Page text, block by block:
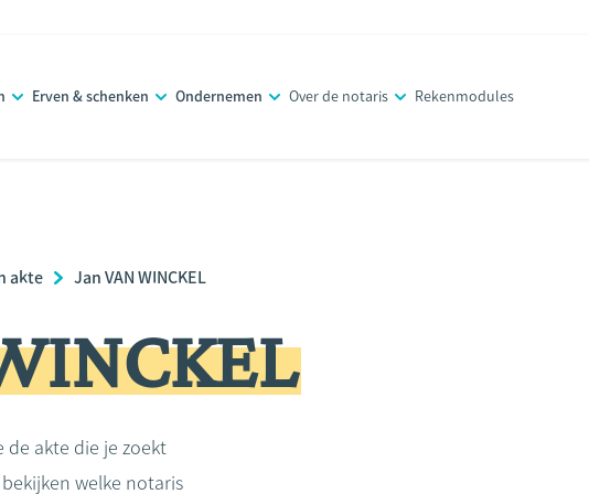
Erven & schenken Ondernemen Over de notaris Rekenmodules
akte Jan VAN WINCKEL
de akte die je zoekt
welke notaris